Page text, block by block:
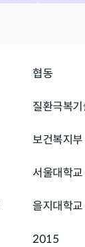
협동
질환극복
보건복지부
서울대학
을지대학
2015